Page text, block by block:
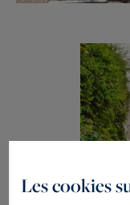
Les cookies